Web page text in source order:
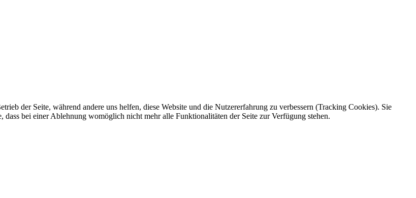
der Seite, während andere uns helfen, diese Website und die Nutzererfahrung zu verbessern (Tracking Cookies). Sie
dass bei einer Ablehnung womöglich nicht mehr alle Funktionalitäten der Seite zur Verfügung stehen.